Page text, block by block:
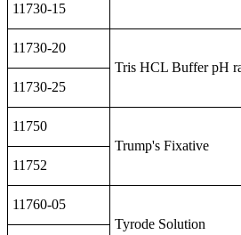
11730-15
11730-20
Tris HCL Buffer pH
11730-25
11750
Trump's Fixative
11752
11760-05
Tyrode Solution